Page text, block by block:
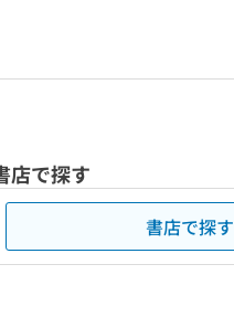
店で探す
書店で探す